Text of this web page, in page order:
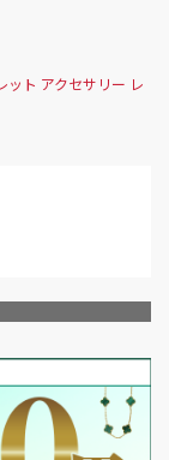
ット アクセサリー レ